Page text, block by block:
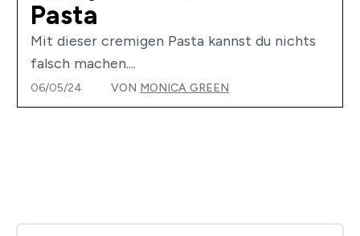
Pasta
Mit dieser cremigen Pasta kannst du nichts
falsch machen....
06/05/24 VON MONICA GREEN